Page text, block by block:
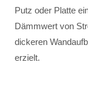
Putz oder Platte
Dämmwert von
dickeren
erzielt.